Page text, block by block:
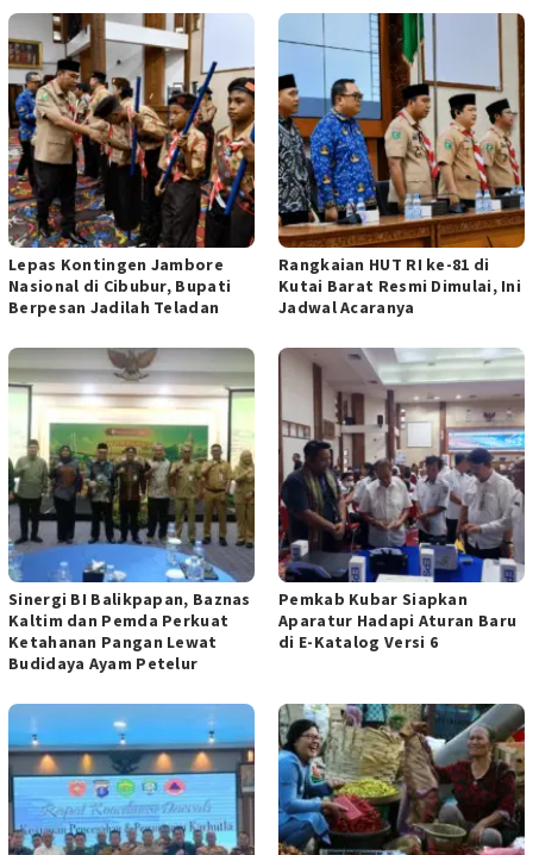
Lepas Kontingen Jambore
Nasional di Cibubur, Bupati
Berpesan Jadilah Teladan
Rangkaian HUT RI ke-81 di
Kutai Barat Resmi Dimulai, Ini
Jadwal Acaranya
Sinergi BI Balikpapan, Baznas
Kaltim dan Pemda Perkuat
Ketahanan Pangan Lewat
Budidaya Ayam Petelur
Pemkab Kubar Siapkan
Aparatur Hadapi Aturan Baru
di E-Katalog Versi 6